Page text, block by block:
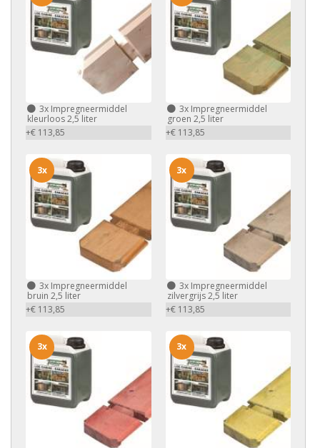
3x Impregneermiddel
kleurloos 2,5 liter
+€ 113,85
3xImpregneermiddel
groen 2,5 liter
+€ 113,85
3x Impregneermiddel
bruin 2,5 liter
+€ 113,85
3x
3xImpregneermiddel
zilvergrijs 2,5 liter
+€ 113,85
3x
3x 3x